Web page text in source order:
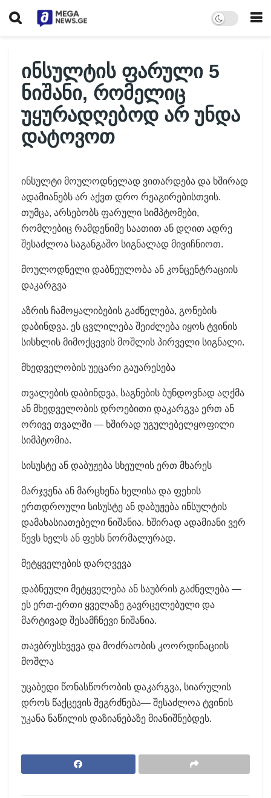
ინსულტის ფარული 5
ნიშანი, რომელიც
უყურადღებოდ არ უნდა
დატოვოთ
ინსულტი მოულოდნელად ვითარდება და ხშირად
ადამიანებს არ აქვთ დრო რეაგირებისთვის.
თუმცა, არსებობს ფარული სიმპტომები,
რომლებიც რამდენიმე საათით ან დღით ადრე
შესაძლოა საგანგაშო სიგნალად მივიჩნიოთ.
მოულოდნელი დაბნეულობა ან კონცენტრაციის
დაკარგვა
აზრის ჩამოყალიბების გაძნელება, გონების
დაბინდვა. ეს ცვლილება შეიძლება იყოს ტვინის
სისხლის მიმოქცევის მოშლის პირველი სიგნალი.
მხედველობის უეცარი გაუარესება
თვალების დაბინდვა, საგნების ბუნდოვნად აღქმა
ან მხედველობის დროებითი დაკარგვა ერთ ან
ორივე თვალში — ხშირად უგულებელყოფილი
სიმპტომია.
სისუსტე ან დაბუჟება სხეულის ერთ მხარეს
მარჯვენა ან მარცხენა ხელისა და ფეხის
ერთდროული სისუსტე ან დაბუჟება ინსულტის
დამახასიათებელი ნიშანია. ხშირად ადამიანი ვერ
წევს ხელს ან ფეხს ნორმალურად.
მეტყველების დარღვევა
დაბნეული მეტყველება ან საუბრის გაძნელება —
ეს ერთ-ერთი ყველაზე გავრცელებული და
მარტივად შესამჩნევი ნიშანია.
თავბრუსხვევა და მოძრაობის კოორდინაციის
მოშლა
უცაბედი წონასწორობის დაკარგვა, სიარულის
დროს წაქცევის შეგრძნება— შესაძლოა ტვინის
უკანა ნაწილის დაზიანებაზე მიანიშნებდეს.